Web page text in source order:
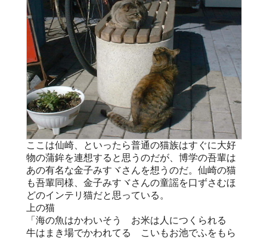
ここは仙崎、といったら普通の猫族はすぐに大好
物の蒲鉾を連想すると思うのだが、博学の吾輩は
あの有名な金子みすヾさんを想うのだ。仙崎の猫
も吾輩同様、金子みすヾさんの童謡を口ずさむほ
どのインテリ猫だと思っている。
上の猫
「海の魚はかわいそう お米は人につくられる
牛はまき場でかわれてる こいもお池でふをもら